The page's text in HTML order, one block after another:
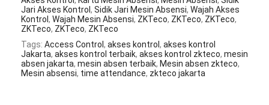
Jari Akses Kontrol , Sidik Jari Mesin Absensi, Wajah Akses
Kontrol , Wajah Mesin Absensi, ZKTeco, ZKTeco, ZKTeco,
ZKTeco, ZKTeco, ZKTeco
Tags: Access Control , akses kontrol , akses kontrol
Jakarta, akses kontrol terbaik, akses kontrol zkteco, mesin
absen jakarta, mesin absen terbaik, Mesin absen zkteco,
Mesin absensi, time attendance, zkteco jakarta